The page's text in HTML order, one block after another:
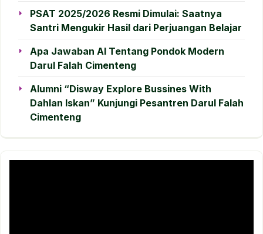
PSAT 2025/2026 Resmi Dimulai: Saatnya
Santri Mengukir Hasil dari Perjuangan Belajar
Apa Jawaban AI Tentang Pondok Modern
Darul Falah Cimenteng
Alumni “Disway Explore Bussines With
Dahlan Iskan” Kunjungi Pesantren Darul Falah
Cimenteng